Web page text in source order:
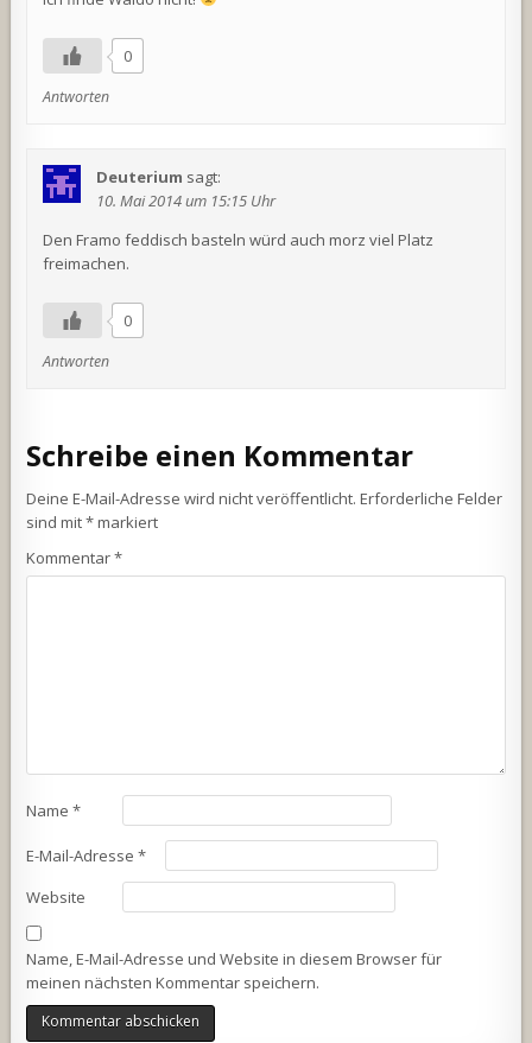
0
Antworten
Deuterium sagt:
10. Mai 2014 um 15:15 Uhr
Den Framo feddisch basteln würd auch morz viel Platz
freimachen.
0
Antworten
Schreibe einen Kommentar
Deine E-Mail-Adresse wird nicht veröffentlicht. Erforderliche Felder
sind mit*markiert
Kommentar*
Name*
E-Mail-Adresse*
Website
Name, E-Mail-Adresse und Website in diesem Browser für
meinen nächsten Kommentar speichern.